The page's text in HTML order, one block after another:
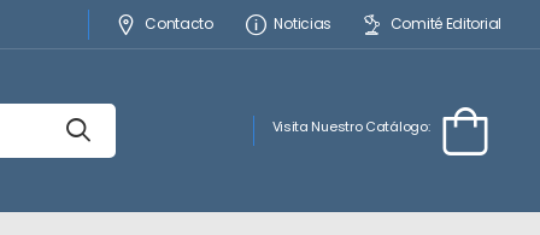
Contacto Noticias Comité Editorial
Visita Nuestro Catálogo: